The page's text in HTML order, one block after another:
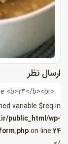
ارسال نظر
variable $req in
public_html/wp-
on line24